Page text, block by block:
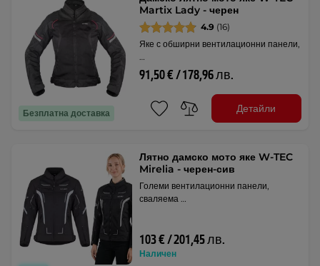
Безплатна доставка
Martix Lady - черен
4.9 (16)
Яке с обширни вентилационни панели,
…
91,50 € / 178,96 лв.
Детайли
Лятно дамско мото яке W-TEC
Mirelia - черен-сив
Големи вентилационни панели,
сваляема …
103 € / 201,45 лв.
Наличен